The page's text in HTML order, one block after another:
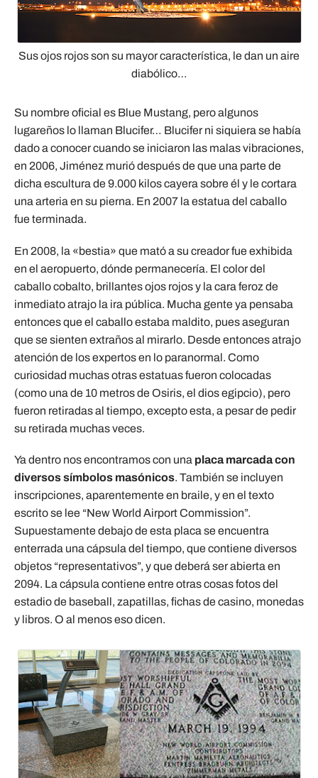
Sus ojos rojos son su mayor característica, le dan un aire
diabólico…
Su nombre oficial es Blue Mustang, pero algunos
lugareños lo llaman Blucifer… Blucifer ni siquiera se había
dado a conocer cuando se iniciaron las malas vibraciones,
en 2006, Jiménez murió después de que una parte de
dicha escultura de 9.000 kilos cayera sobre él y le cortara
una arteria en su pierna. En 2007 la estatua del caballo
fue terminada.
En 2008, la «bestia» que mató a su creador fue exhibida
en el aeropuerto, dónde permanecería. El color del
caballo cobalto, brillantes ojos rojos y la cara feroz de
inmediato atrajo la ira pública. Mucha gente ya pensaba
entonces que el caballo estaba maldito, pues aseguran
que se sienten extraños al mirarlo. Desde entonces atrajo
atención de los expertos en lo paranormal. Como
curiosidad muchas otras estatuas fueron colocadas
(como una de 10 metros de Osiris, el dios egipcio), pero
fueron retiradas al tiempo, excepto esta, a pesar de pedir
su retirada muchas veces.
Ya dentro nos encontramos con una placa marcada con
diversos símbolos masónicos. También se incluyen
inscripciones, aparentemente en braile, y en el texto
escrito se lee “New World Airport Commission”.
Supuestamente debajo de esta placa se encuentra
enterrada una cápsula del tiempo, que contiene diversos
objetos “representativos”, y que deberá ser abierta en
2094. La cápsula contiene entre otras cosas fotos del
estadio de baseball, zapatillas, fichas de casino, monedas
y libros. O al menos eso dicen.